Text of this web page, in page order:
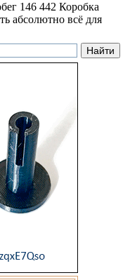
146 442 Коробка
абсолютно всё для